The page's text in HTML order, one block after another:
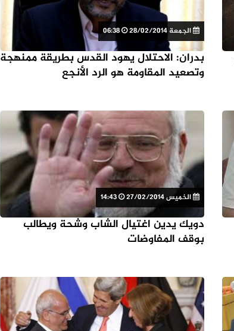
الجمعة 28/02/2014
بدران: الاحتلال يهود القدس بطريقة ممنهجة
وتصعيد المقاومة هو الرد الأنجع
الخميس 27/02/2014
دويك يدين اغتيال الشاب وشحة ويطالب
بوقف المفاوضات